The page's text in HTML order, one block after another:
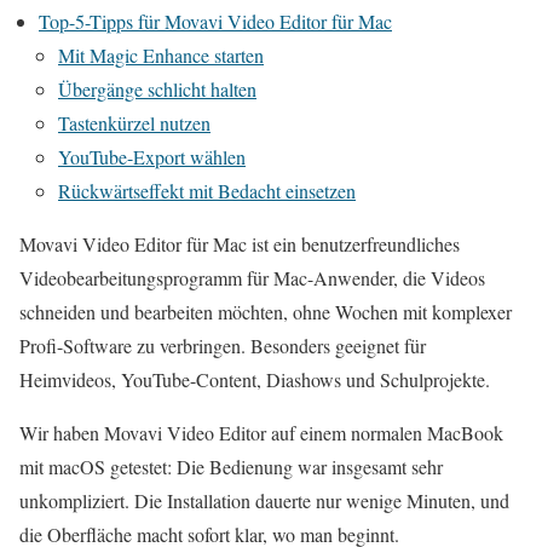
Top-5-Tipps für Movavi Video Editor für Mac
Mit Magic Enhance starten
Übergänge schlicht halten
Tastenkürzel nutzen
YouTube-Export wählen
Rückwärtseffekt mit Bedacht einsetzen
Movavi Video Editor für Mac ist ein benutzerfreundliches
Videobearbeitungsprogramm für Mac-Anwender, die Videos
schneiden und bearbeiten möchten, ohne Wochen mit komplexer
Profi-Software zu verbringen. Besonders geeignet für
Heimvideos, YouTube-Content, Diashows und Schulprojekte.
Wir haben Movavi Video Editor auf einem normalen MacBook
mit macOS getestet: Die Bedienung war insgesamt sehr
unkompliziert. Die Installation dauerte nur wenige Minuten, und
die Oberfläche macht sofort klar, wo man beginnt.